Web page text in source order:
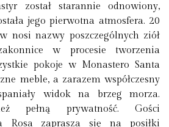
został starannie odnowiony,
jego pierwotna atmosfera. 20
nosi nazwy poszczególnych ziół
w procesie tworzenia
pokoje w Monastero Santa
meble, a zarazem współczesny
widok na brzeg morza.
pełną prywatność. Gości
Rosa zaprasza się na posiłki